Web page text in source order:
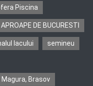
Piscina
DE BUCURESTI
lacului semineu
Brasov